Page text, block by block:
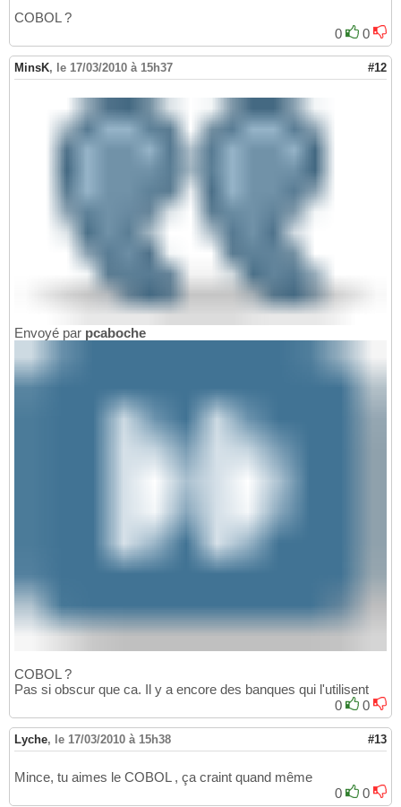
COBOL ?
0
0
MinsK, le 17/03/2010 à 15h37 #12
Envoyé par pcaboche
COBOL ?
Pas si obscur que ca. Il y a encore des banques qui l'utilisent
0
0
Lyche, le 17/03/2010 à 15h38 #13
Mince, tu aimes le COBOL , ça craint quand même
0
0